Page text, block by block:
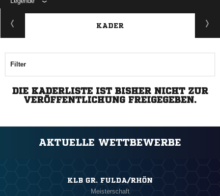
KADER
Filter
DIE KADERLISTE IST BISHER NICHT ZUR
VERÖFFENTLICHUNG FREIGEGEBEN.
AKTUELLE WETTBEWERBE
KLB GR. FULDA/RHÖN
Meisterschaft